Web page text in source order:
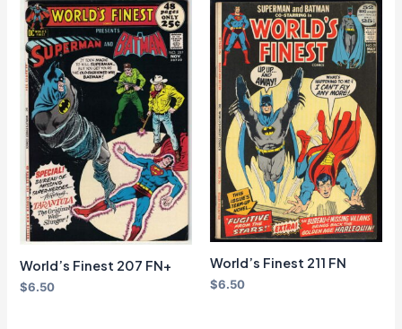
World’s Finest 207 FN+
$6.50
World’s Finest 211 FN
$6.50